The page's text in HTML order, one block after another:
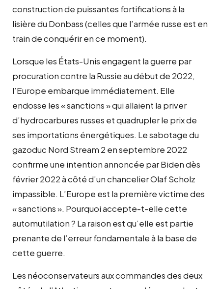
construction de puissantes fortifications à la
lisière du Donbass (celles que l’armée russe est en
train de conquérir en ce moment).
Lorsque les États-Unis engagent la guerre par
procuration contre la Russie au début de 2022,
l’Europe embarque immédiatement. Elle
endosse les « sanctions » qui allaient la priver
d’hydrocarbures russes et quadrupler le prix de
ses importations énergétiques. Le sabotage du
gazoduc Nord Stream 2 en septembre 2022
confirme une intention annoncée par Biden dès
février 2022 à côté d’un chancelier Olaf Scholz
impassible. L’Europe est la première victime des
« sanctions ». Pourquoi accepte-t-elle cette
automutilation ? La raison est qu’elle est partie
prenante de l’erreur fondamentale à la base de
cette guerre.
Les néoconservateurs aux commandes des deux